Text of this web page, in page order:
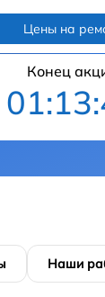
Цены на
Конец
Наши